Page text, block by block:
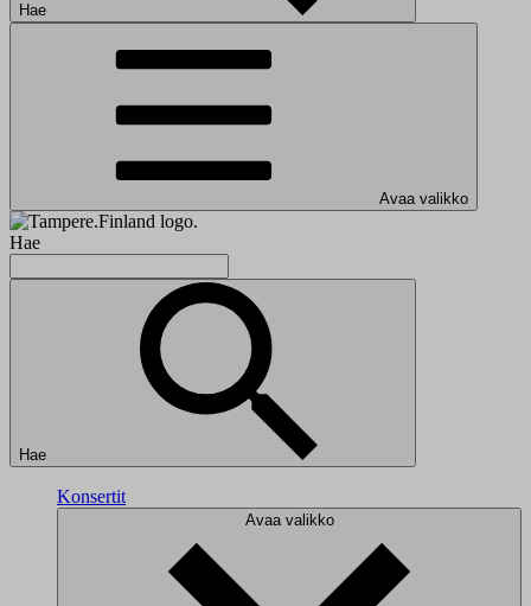
Hae
Avaa valikko
Hae
Hae
Konsertit
Avaa valikko